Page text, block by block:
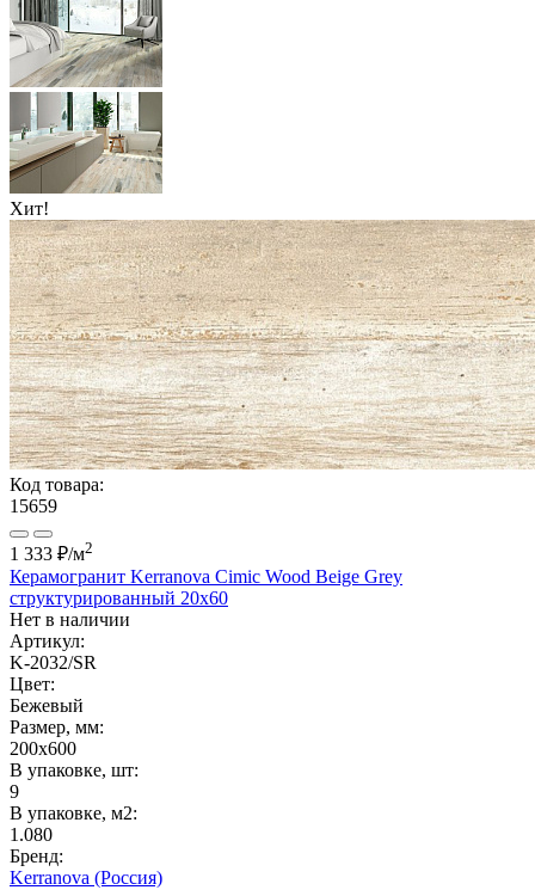
Хит!
Код товара:
15659
1 333 ₽/м2
Керамогранит Kerranova Cimic Wood Beige Grey
структурированный 20x60
Нет в наличии
Артикул:
K-2032/SR
Цвет:
Бежевый
Размер, мм:
200x600
В упаковке, шт:
9
В упаковке, м2:
1.080
Бренд:
Kerranova (Россия)